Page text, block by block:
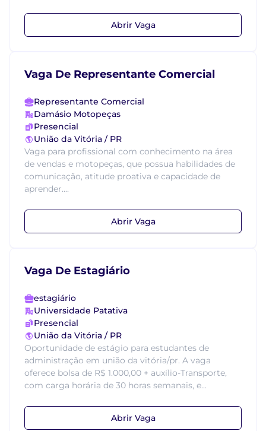
Abrir Vaga
Vaga De Representante Comercial
Representante Comercial
Damásio Motopeças
Presencial
União da Vitória / PR
Vaga para profissional com conhecimento na área
de vendas e motopeças, que possua habilidades de
comunicação, atitude proativa e capacidade de
aprender....
Abrir Vaga
Vaga De Estagiário
estagiário
Universidade Patativa
Presencial
União da Vitória / PR
Oportunidade de estágio para estudantes de
administração em união da vitória/pr. A vaga
oferece bolsa de R$ 1.000,00 + auxílio-Transporte,
com carga horária de 30 horas semanais, e...
Abrir Vaga